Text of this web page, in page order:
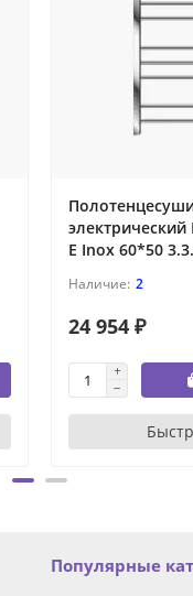
E Inox 60*50
2
24 954 ₽
Популярные